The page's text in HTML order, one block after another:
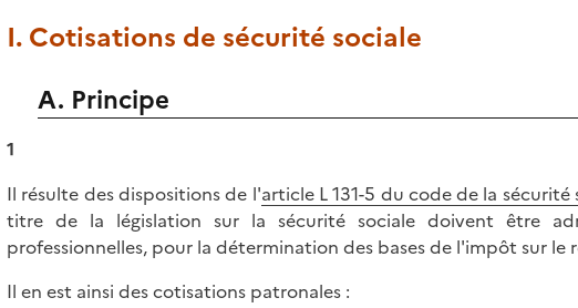
I. Cotisations de sécurité sociale
A. Principe
1
Il résulte des dispositions de l'article L 131-5 du code de la sécurité
titre de la législation sur la sécurité sociale doivent être
professionnelles, pour la détermination des bases de l'impôt sur le
Il en est ainsi des cotisations patronales :